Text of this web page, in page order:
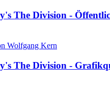
The Division -
Wolfgang Kern
The Division -